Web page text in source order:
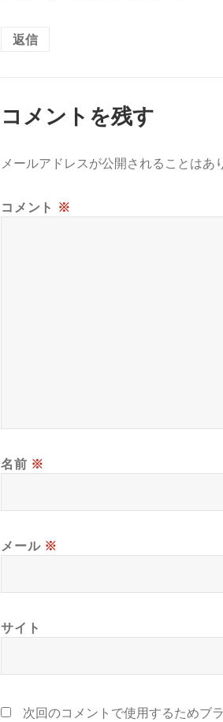
返信
コメントを残す
メールアドレスが公開されることはあ
コメント ※
名前 ※
メール ※
サイト
次回のコメントで使用するためブ